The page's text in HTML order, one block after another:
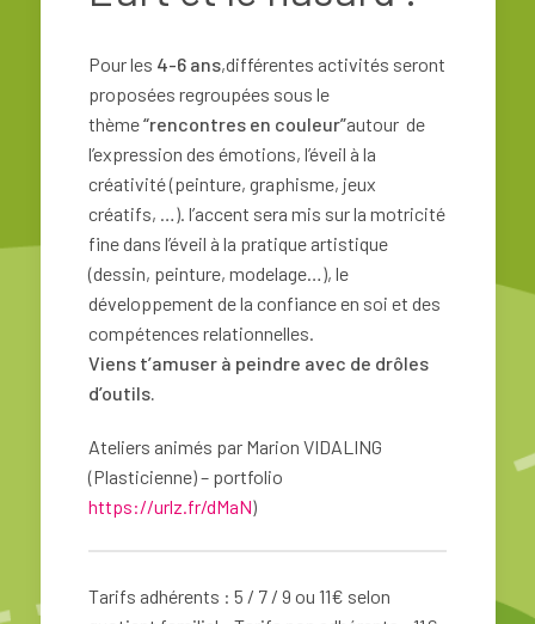
Pour les 4-6 ans,différentes activités seront
proposées regroupées sous le
thème“rencontres en couleur”autour de
l’expression des émotions, l’éveil à la
créativité (peinture, graphisme, jeux
créatifs, …). l’accent sera mis sur la motricité
fine dans l’éveil à la pratique artistique
(dessin, peinture, modelage…), le
développement de la confiance en soi et des
compétences relationnelles.
Viens t’amuser à peindre avec de drôles
d’outils.
Ateliers animés par Marion VIDALING
(Plasticienne) – portfolio
https://urlz.fr/dMaN)
Tarifs adhérents : 5 / 7 / 9 ou 11€ selon